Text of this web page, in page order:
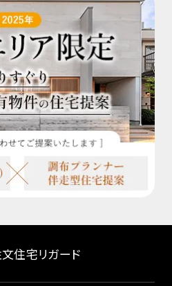
住宅リガード